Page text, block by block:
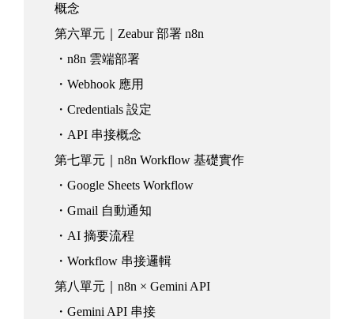
概念
第六單元｜Zeabur 部署 n8n
・n8n 雲端部署
・Webhook 應用
・Credentials 設定
・API 串接概念
第七單元｜n8n Workflow 基礎實作
・Google Sheets Workflow
・Gmail 自動通知
・AI 摘要流程
・Workflow 串接邏輯
第八單元｜n8n × Gemini API
・Gemini API 串接